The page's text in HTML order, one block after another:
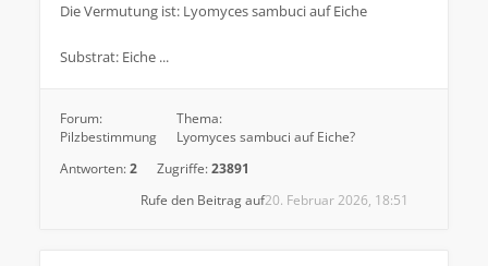
Die Vermutung ist: Lyomyces sambuci auf Eiche
Substrat: Eiche ...
Forum:
Pilzbestimmung
Thema:
Lyomyces sambuci auf Eiche?
Antworten:2 Zugriffe:23891
20. Februar 2026, 18:51
Rufe den Beitrag auf